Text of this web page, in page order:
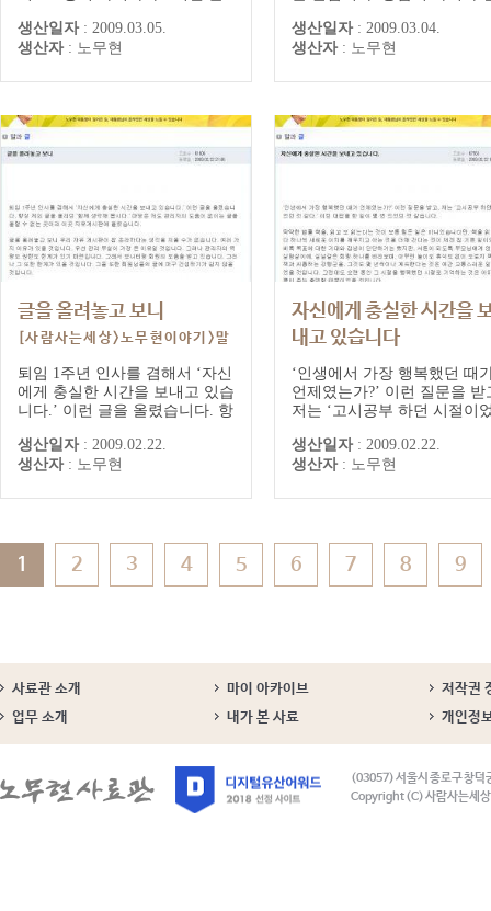
나? 이런 말도 나오고, 못마땅하
게 생각하는 사람들이 많다는 말
기 한마디도 안했는데? 정치는
야.”그랬더니 아내가 다시 받는
다. “연속극하나 끝나고 새 연속
극 하고 있...
생산일자 : 2009.03.05.
생산자 : 노무현
있는 것에 비하여 잃어야 하
것이 너무 크기 때문입니다.
좇아서 하는 것이라면, 그래
것입니다. 그래도 성공을 위
쏟아야 하는 노력과 감수해
는 부담...
생산일자 : 2009.03.04.
생산자 : 노무현
글을 올려놓고 보니
[사람사는세상>노무현이야기>말
과글] 대통령 게시글/댓글
퇴임 1주년 인사를 겸해서 ‘자신
에게 충실한 시간을 보내고 있습
니다.’ 이런 글을 올렸습니다. 항
해 봅시다.’ 마당은 저도 관리자
의 도움이 없이는 글을 올릴 수
올렸습니다.글을 올려놓고 보니
는 생각을 지울 수가 없습니다.
여러 가지 이유가 있을 것입니
생산일자 : 2009.02.22.
생산자 : 노무현
자신에게 충실한 시간을
내고 있습니다
[사람사는세상>노무현이야기
과글] 대통령 게시글/댓글
‘인생에서 가장 행복했던 때
언제였는가?’ 이런 질문을 받
저는 ‘고시공부 하던 시절이
이 몇 번 있었던 것 같습니다.
딱한 법률 책을, 읽고 또 읽는
습니다만, 책을 읽을 때마다
는 것을 더해 간다는 것이 제
참 기쁜 일이었습니다. 비록
생산일자 : 2009.02.22.
생산자 : 노무현
1 2 3 4 5 6 7 8 9
사료관 소개 마이 아카이브
저작권
업무 소개
내가 본 사료 개인정
(03057) 서울시 종로구 창덕
Copyright (C) 사람사는세